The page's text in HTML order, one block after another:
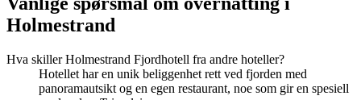
Holmestrand
Hva skiller Holmestrand Fjordhotell fra andre hoteller?
Hotellet har en unik beliggenhet rett ved fjorden med
panoramautsikt og en egen restaurant, noe som gir en spesiell